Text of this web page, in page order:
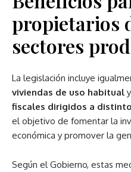
propietarios
sectores
La legislación incluye
viviendas de uso habitual
fiscales dirigidos a
el objetivo de fomentar la
económica y promover la
Según el Gobierno, estas